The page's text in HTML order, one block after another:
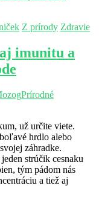
Z prírody Zdravie
imunitu a
Prírodné
už určite viete.
hrdlo alebo
záhradke.
strúčik cesnaku
tým pádom nás
a tiež aj